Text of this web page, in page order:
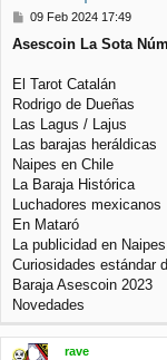
M
n
a
j
09 Feb 2024 17:49
Asescoin La Sota
El Tarot Catalán
Rodrigo de Dueñas
Las Lagus / Lajus
Las barajas heráldicas
Naipes en Chile
La Baraja Histórica
Luchadores mexicanos
En Mataró
La publicidad en
Curiosidades estándar
Baraja Asescoin 2023
Novedades
rave